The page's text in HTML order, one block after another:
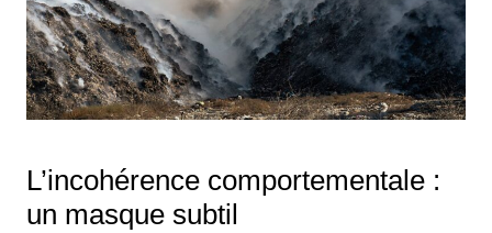
L’incohérence comportementale :
un masque subtil